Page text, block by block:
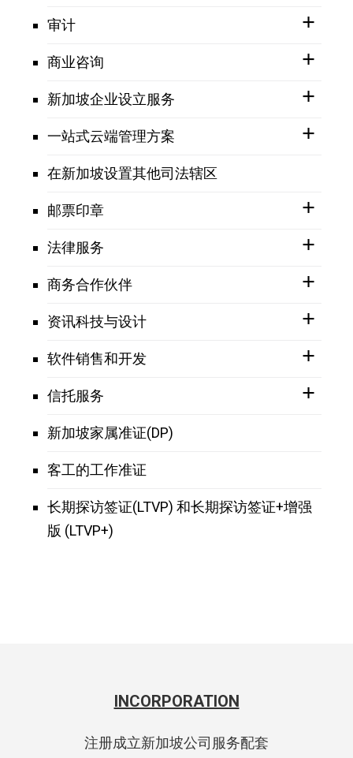
审计
商业咨询
新加坡企业设立服务
一站式云端管理方案
在新加坡设置其他司法辖区
邮票印章
法律服务
商务合作伙伴
资讯科技与设计
软件销售和开发
信托服务
新加坡家属准证(DP)
客工的工作准证
长期探访签证(LTVP) 和长期探访签证+增强
版 (LTVP+)
INCORPORATION
注册成立新加坡公司服务配套